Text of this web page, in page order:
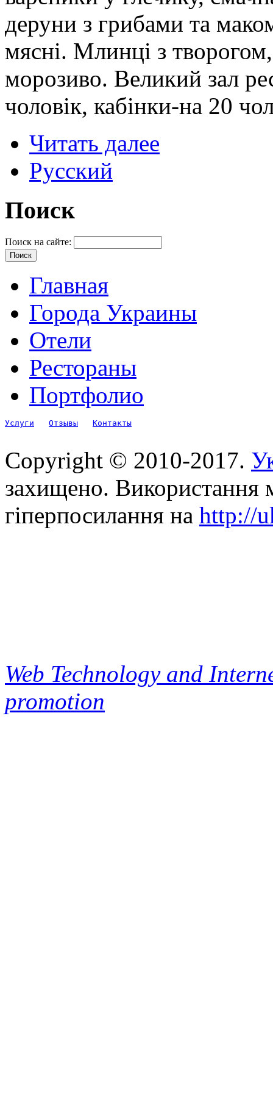
деруни з грибами та
мясні. Млинці з
морозиво. Великий зал
чоловік, кабінки-на 20
Читать далее
Русский
Поиск
Поиск на сайте:
Главная
Города Украины
Отели
Рестораны
Портфолио
Услуги Отзывы Контакты
Copyright © 2010-2017.
захищено. Використання
гіперпосилання на http://
Web Technology and
promotion